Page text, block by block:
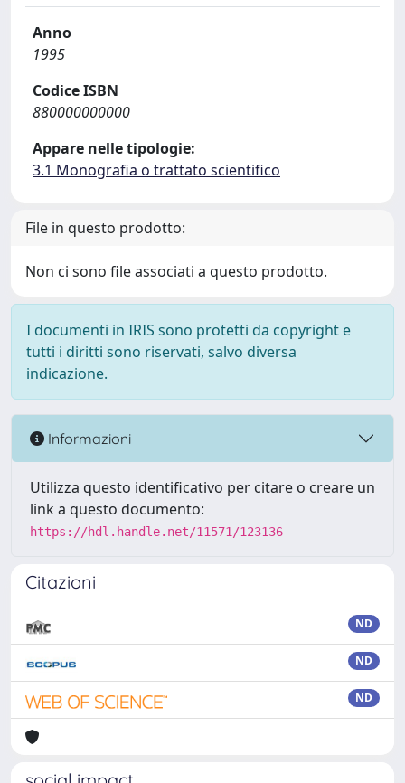
Anno
1995
Codice ISBN
880000000000
Appare nelle tipologie:
3.1 Monografia o trattato scientifico
File in questo prodotto:
Non ci sono file associati a questo prodotto.
I documenti in IRIS sono protetti da copyright e
tutti i diritti sono riservati, salvo diversa
indicazione.
Informazioni
Utilizza questo identificativo per citare o creare un
link a questo documento:
https://hdl.handle.net/11571/123136
Citazioni
ND
ND
ND